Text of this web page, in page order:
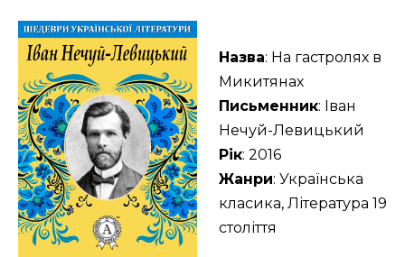
Назва: На гастролях в
Микитянах
Письменник: Іван
Нечуй-Левицький
Рік: 2016
Жанри: Українська
класика, Література 19
століття